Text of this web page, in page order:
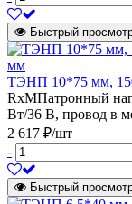
Быстрый
ТЭНП 10*75 мм,
RxMПатронный
Вт/36 В, провод в
2 617 ₽/шт
-
Быстрый